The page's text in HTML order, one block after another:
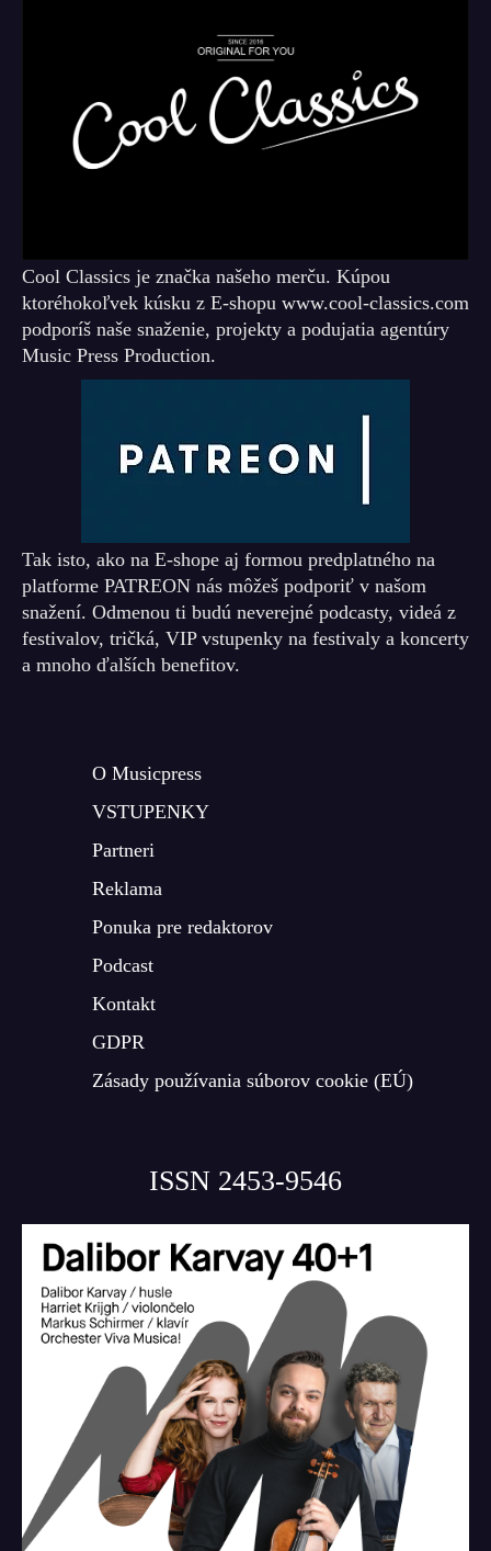
Cool Classics je značka našeho merču. Kúpou
ktoréhokoľvek kúsku z E-shopu www.cool-classics.com
podporíš naše snaženie, projekty a podujatia agentúry
Music Press Production.
Tak isto, ako na E-shope aj formou predplatného na
platforme PATREON nás môžeš podporiť v našom
snažení. Odmenou ti budú neverejné podcasty, videá z
festivalov, tričká, VIP vstupenky na festivaly a koncerty
a mnoho ďalších benefitov.
O Musicpress
VSTUPENKY
Partneri
Reklama
Ponuka pre redaktorov
Podcast
Kontakt
GDPR
Zásady používania súborov cookie (EÚ)
ISSN 2453-9546